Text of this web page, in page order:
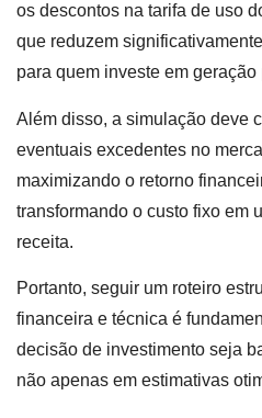
os descontos na tarifa de uso
que reduzem
para quem investe em geração
Além disso, a simulação deve
eventuais excedentes no
maximizando o retorno
transformando o custo fixo em
receita.
Portanto, seguir um roteiro
financeira e técnica é
decisão de investimento seja
não apenas em estimativas